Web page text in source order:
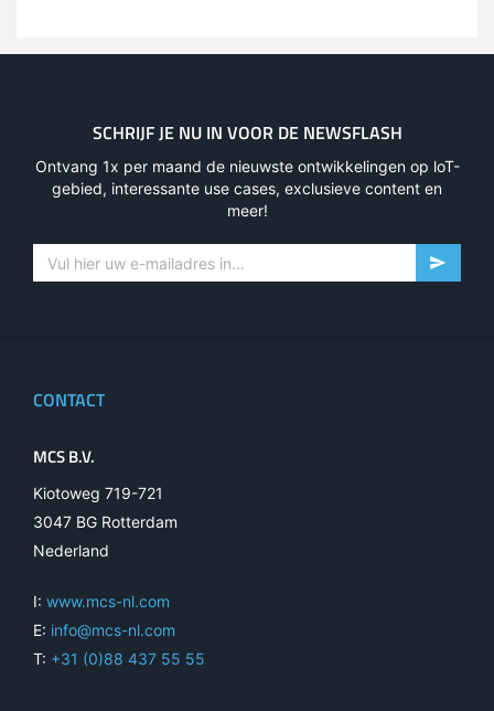
SCHRIJF JE NU IN VOOR DE NEWSFLASH
Ontvang 1x per maand de nieuwste ontwikkelingen op loT-
gebied, interessante use cases, exclusieve content en
meer!
CONTACT
MCS B.V.
Kiotoweg 719-721
3047 BG Rotterdam
Nederland
I: www.mcs-nl.com
E: info@mcs-nl.com
T: +31 (0)88 437 55 55